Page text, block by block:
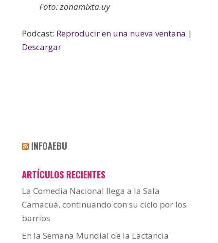
Foto: zonamixta.uy
Podcast: Reproducir en una nueva ventana |
Descargar
INFOAEBU
ARTÍCULOS RECIENTES
La Comedia Nacional llega a la Sala
Camacuá, continuando con su ciclo por los
barrios
En la Semana Mundial de la Lactancia